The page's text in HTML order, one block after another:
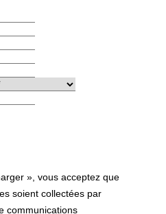
», vous acceptez que
soient collectées par
communications